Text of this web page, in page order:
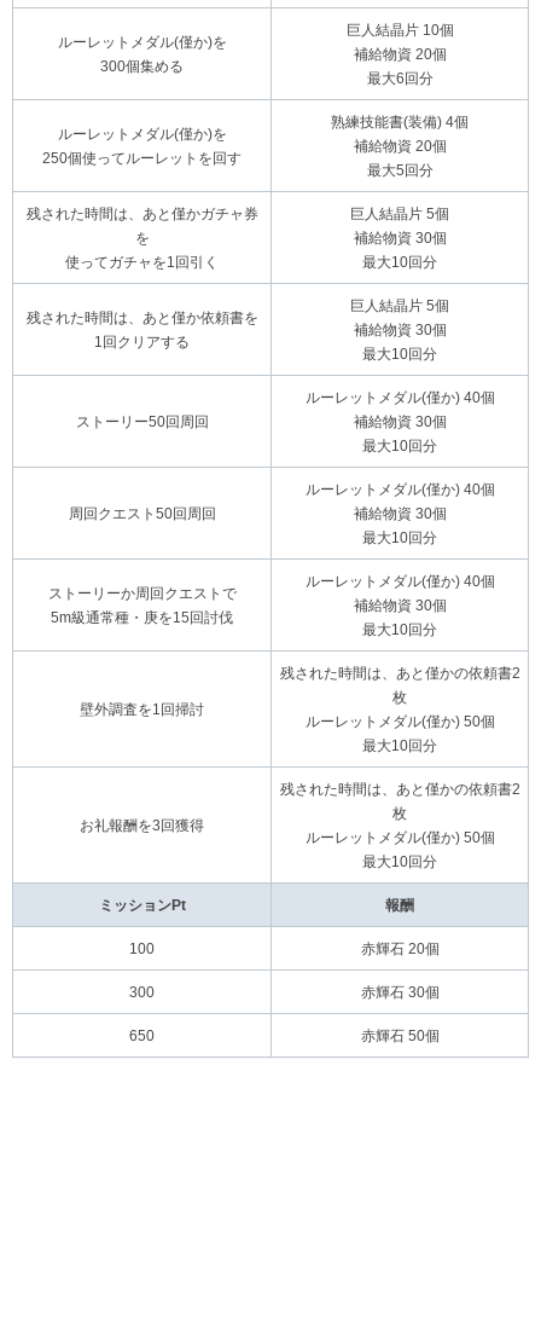
ルーレットメダル(僅か)を
300個集める
巨人結晶片 10個
補給物資 20個
最大6回分
ルーレットメダル(僅か)を
250個使ってルーレットを回す
熟練技能書(装備) 4個
補給物資 20個
最大5回分
残された時間は、あと僅かガチャ券
を
使ってガチャを1回引く
巨人結晶片 5個
補給物資 30個
最大10回分
残された時間は、あと僅か依頼書を
1回クリアする
巨人結晶片 5個
補給物資 30個
最大10回分
ストーリー50回周回
ルーレットメダル(僅か) 40個
補給物資 30個
最大10回分
周回クエスト50回周回
ルーレットメダル(僅か) 40個
補給物資 30個
最大10回分
ストーリーか周回クエストで
5m級通常種・庚を15回討伐
ルーレットメダル(僅か) 40個
補給物資 30個
最大10回分
壁外調査を1回掃討
残された時間は、あと僅かの依頼書2
枚
ルーレットメダル(僅か) 50個
最大10回分
お礼報酬を3回獲得
残された時間は、あと僅かの依頼書2
枚
ルーレットメダル(僅か) 50個
最大10回分
ミッションPt 報酬
100 赤輝石 20個
300 赤輝石 30個
650 赤輝石 50個